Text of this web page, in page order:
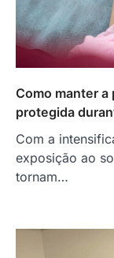
Como manter
protegida
Com a
exposição ao
tornam…